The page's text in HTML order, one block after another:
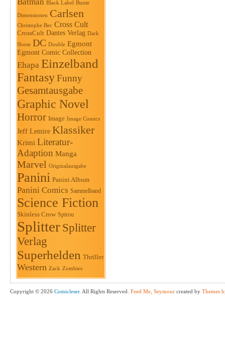
Black Label Bunte
Dimensionen Carlsen
Christophe Bec Cross Cult
CrossCult Dantes Verlag Dark
Horse DC Double Egmont
Egmont Comic Collection
Ehapa Einzelband
FantasyFunny
Gesamtausgabe
Graphic Novel
Horror Image Image Comics
Jeff Lemire Klassiker
Krimi Literatur-
Adaption Manga
Marvel Originalausgabe
Panini Panini Album
Panini Comics Sammelband
Science Fiction
Skinless Crow Spirou
Splitter Splitter
Verlag
Superhelden Thriller
Western Zack Zombies
Copyright © 2026 Comicleser. All Rights Reserved. Feed Me, Seymour created by Themes